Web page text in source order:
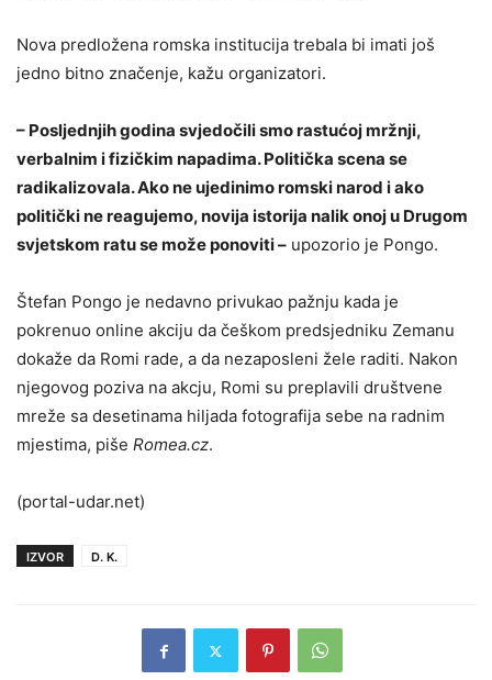
Nova predložena romska institucija trebala bi imati još
jedno bitno značenje, kažu organizatori.
– Posljednjih godina svjedočili smo rastućoj mržnji,
verbalnim i fizičkim napadima. Politička scena se
radikalizovala. Ako ne ujedinimo romski narod i ako
politički ne reagujemo, novija istorija nalik onoj u Drugom
svjetskom ratu se može ponoviti – upozorio je Pongo.
Štefan Pongo je nedavno privukao pažnju kada je
pokrenuo online akciju da češkom predsjedniku Zemanu
dokaže da Romi rade, a da nezaposleni žele raditi. Nakon
njegovog poziva na akcju, Romi su preplavili društvene
mreže sa desetinama hiljada fotografija sebe na radnim
mjestima, piše Romea.cz.
(portal-udar.net)
IZVOR D. K.